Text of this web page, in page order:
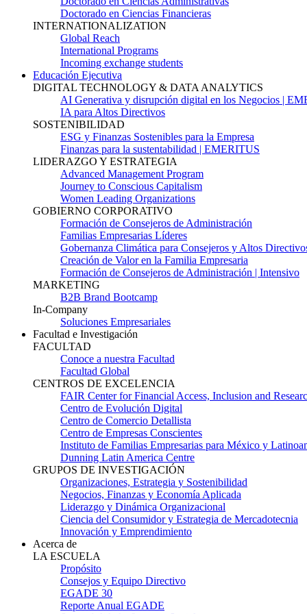
Doctorado en Ciencias Financieras
INTERNATIONALIZATION
Global Reach
International Programs
Incoming exchange students
Educación Ejecutiva
DIGITAL TECHNOLOGY & DATA ANALYTICS
AI Generativa y disrupción digital en los Negocios |
IA para Altos Directivos
SOSTENIBILIDAD
ESG y Finanzas Sostenibles para la Empresa
Finanzas para la sustentabilidad | EMERITUS
LIDERAZGO Y ESTRATEGIA
Advanced Management Program
Journey to Conscious Capitalism
Women Leading Organizations
GOBIERNO CORPORATIVO
Formación de Consejeros de Administración
Familias Empresarias Líderes
Gobernanza Climática para Consejeros y Altos
Creación de Valor en la Familia Empresaria
Formación de Consejeros de Administración | Intensivo
MARKETING
B2B Brand Bootcamp
In-Company
Soluciones Empresariales
Facultad e Investigación
FACULTAD
Conoce a nuestra Facultad
Facultad Global
CENTROS DE EXCELENCIA
FAIR Center for Financial Access, Inclusion and
Centro de Evolución Digital
Centro de Comercio Detallista
Centro de Empresas Conscientes
Instituto de Familias Empresarias para México y
Dunning Latin America Centre
GRUPOS DE INVESTIGACIÓN
Organizaciones, Estrategia y Sostenibilidad
Negocios, Finanzas y Economía Aplicada
Liderazgo y Dinámica Organizacional
Ciencia del Consumidor y Estrategia de Mercadotecnia
Innovación y Emprendimiento
Acerca de
LA ESCUELA
Propósito
Consejos y Equipo Directivo
EGADE 30
Reporte Anual EGADE